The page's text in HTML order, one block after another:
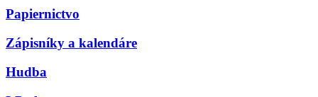
Papiernictvo
Zápisníky a kalendáre
Hudba